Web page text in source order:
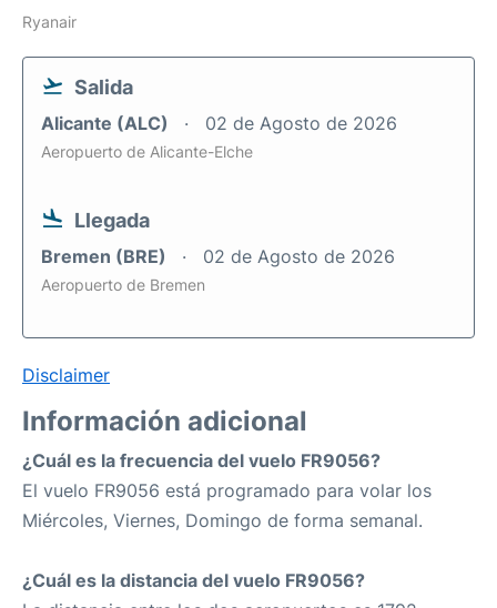
Ryanair
Salida
Alicante (ALC) 02 de Agosto de 2026
Aeropuerto de Alicante-Elche
Llegada
Bremen (BRE) 02 de Agosto de 2026
Aeropuerto de Bremen
Disclaimer
Información adicional
¿Cuál es la frecuencia del vuelo FR9056?
El vuelo FR9056 está programado para volar los
Miércoles, Viernes, Domingo de forma semanal.
¿Cuál es la distancia del vuelo FR9056?